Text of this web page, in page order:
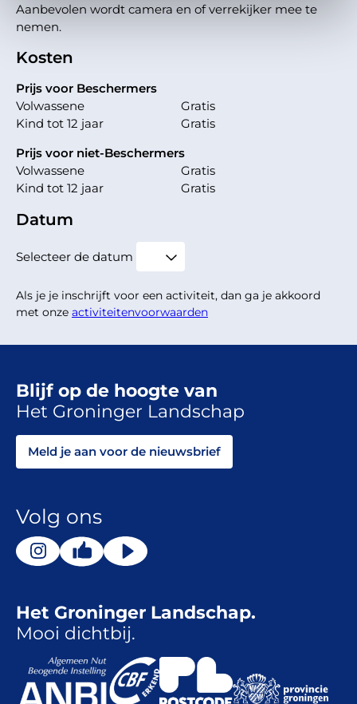
Aanbevolen wordt camera en of verrekijker mee te
nemen.
Kosten
Prijs voor Beschermers
Volwassene
Gratis
Kind tot 12 jaar
Gratis
Prijs voor niet-Beschermers
Volwassene
Gratis
Kind tot 12 jaar
Gratis
Datum
Selecteer de datum
Als je je inschrijft voor een activiteit, dan ga je akkoord
met onze activiteitenvoorwaarden
Het Groninger Landschap.
Mooi dichtbij.
Blijf op de hoogte van
Het Groninger Landschap
Meld je aan voor de nieuwsbrief
Volg ons